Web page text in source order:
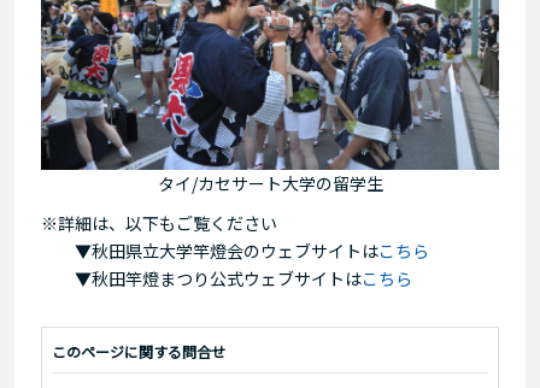
タイ/カセサート大学の留学生
※詳細は、以下もご覧ください
▼秋田県立大学竿燈会のウェブサイトはこちら
▼秋田竿燈まつり公式ウェブサイトはこちら
このページに関する問合せ